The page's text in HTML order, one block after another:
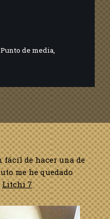
Punto de media
fácil de hacer una de
me he quedado
Litchi 7